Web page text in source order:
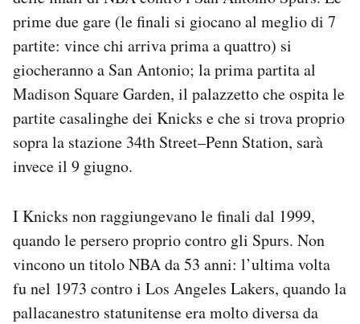
prime due gare (le finali si giocano al meglio di 7
partite: vince chi arriva prima a quattro) si
giocheranno a San Antonio; la prima partita al
Madison Square Garden, il palazzetto che ospita le
partite casalinghe dei Knicks e che si trova proprio
sopra la stazione 34th Street–Penn Station, sarà
invece il 9 giugno.
I Knicks non raggiungevano le finali dal 1999,
quando le persero proprio contro gli Spurs. Non
vincono un titolo NBA da 53 anni: l’ultima volta
fu nel 1973 contro i Los Angeles Lakers, quando la
pallacanestro statunitense era molto diversa da